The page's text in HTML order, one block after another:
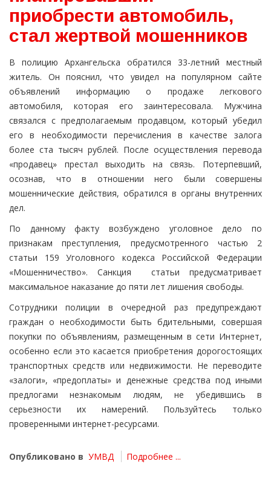
приобрести автомобиль,
стал жертвой мошенников
В полицию Архангельска обратился 33-летний местный
житель. Он пояснил, что увидел на популярном сайте
объявлений информацию о продаже легкового
автомобиля, которая его заинтересовала. Мужчина
связался с предполагаемым продавцом, который убедил
его в необходимости перечисления в качестве залога
более ста тысяч рублей. После осуществления перевода
«продавец» престал выходить на связь. Потерпевший,
осознав, что в отношении него были совершены
мошеннические действия, обратился в органы внутренних
дел.
По данному факту возбуждено уголовное дело по
признакам преступления, предусмотренного частью 2
статьи 159 Уголовного кодекса Российской Федерации
«Мошенничество». Санкция статьи предусматривает
максимальное наказание до пяти лет лишения свободы.
Сотрудники полиции в очередной раз предупреждают
граждан о необходимости быть бдительными, совершая
покупки по объявлениям, размещенным в сети Интернет,
особенно если это касается приобретения дорогостоящих
транспортных средств или недвижимости. Не переводите
«залоги», «предоплаты» и денежные средства под иными
предлогами незнакомым людям, не убедившись в
серьезности их намерений. Пользуйтесь только
проверенными интернет-ресурсами.
Опубликовано в УМВД Подробнее ...